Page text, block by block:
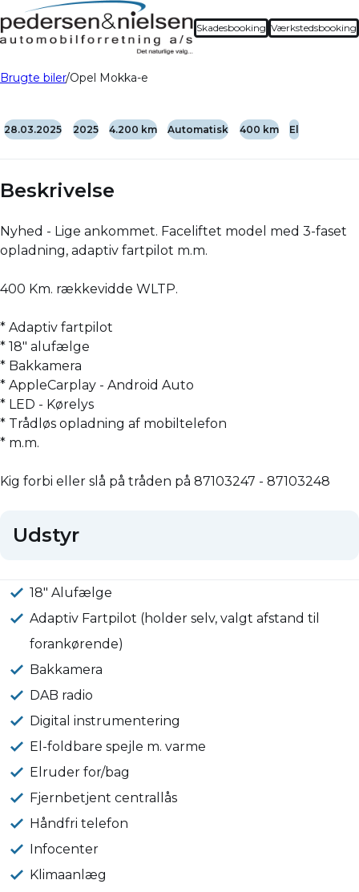
Skadesbooking Værkstedsbooking
Brugte biler Opel Mokka-e
28.03.2025 2025 4.200 km Automatisk 400 km El
Beskrivelse
Nyhed - Lige ankommet. Faceliftet model med 3-faset
opladning, adaptiv fartpilot m.m.
400 Km. rækkevidde WLTP.
* Adaptiv fartpilot
* 18" alufælge
* Bakkamera
* AppleCarplay - Android Auto
* LED - Kørelys
* Trådløs opladning af mobiltelefon
* m.m.
Kig forbi eller slå på tråden på 87103247 - 87103248
Udstyr
18" Alufælge
Adaptiv Fartpilot (holder selv, valgt afstand til
forankørende)
Bakkamera
DAB radio
Digital instrumentering
El-foldbare spejle m. varme
Elruder for/bag
Fjernbetjent centrallås
Håndfri telefon
Infocenter
Klimaanlæg